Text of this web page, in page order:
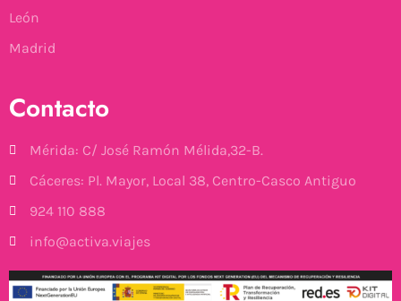
León
Madrid
Contacto
Mérida: C/ José Ramón Mélida,32-B.
Cáceres: Pl. Mayor, Local 38, Centro-Casco Antiguo
924 110 888
info@activa.viajes